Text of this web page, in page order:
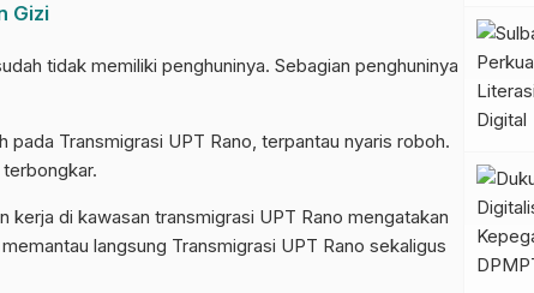
Gizi
tidak memiliki penghuninya. Sebagian penghuninya
pada Transmigrasi UPT Rano, terpantau nyaris roboh.
kerja di kawasan transmigrasi UPT Rano mengatakan
langsung Transmigrasi UPT Rano sekaligus